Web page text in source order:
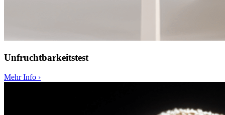
Unfruchtbarkeitstest
Mehr Info ›